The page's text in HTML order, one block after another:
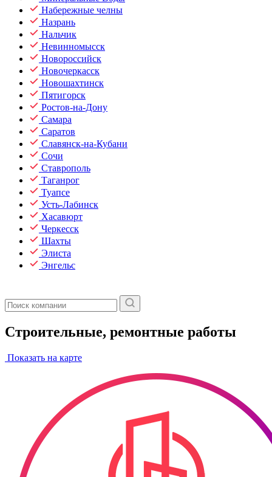
Набережные челны
Назрань
Нальчик
Невинномысск
Новороссийск
Новочеркасск
Новошахтинск
Пятигорск
Ростов-на-Дону
Самара
Саратов
Славянск-на-Кубани
Сочи
Ставрополь
Таганрог
Туапсе
Усть-Лабинск
Хасавюрт
Черкесск
Шахты
Элиста
Энгельс
Строительные, ремонтные работы
Показать на карте